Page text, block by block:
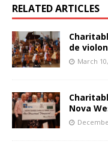
RELATED ARTICLES
de
March
Nova